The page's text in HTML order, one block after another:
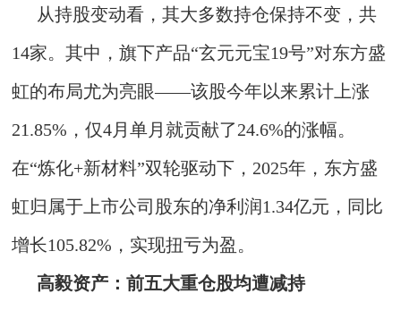
从持股变动看，其大多数持仓保持不变，共
14家。其中，旗下产品“玄元元宝19号”对东方盛
虹的布局尤为亮眼——该股今年以来累计上涨
21.85%，仅4月单月就贡献了24.6%的涨幅。
在“炼化+新材料”双轮驱动下，2025年，东方盛
虹归属于上市公司股东的净利润1.34亿元，同比
增长105.82%，实现扭亏为盈。
高毅资产：前五大重仓股均遭减持